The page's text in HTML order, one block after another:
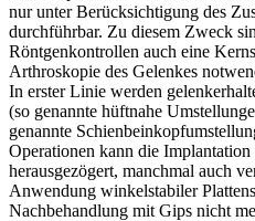
nur unter Berücksichtigung des
durchführbar. Zu diesem Zweck
Röntgenkontrollen auch eine
Arthroskopie des Gelenkes
In erster Linie werden
(so genannte hüftnahe
genannte
Operationen kann die
herausgezögert, manchmal auch
Anwendung winkelstabiler
Nachbehandlung mit Gips nicht